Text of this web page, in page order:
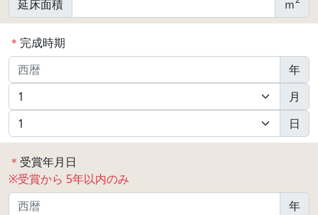
延床面積 ｍ
＊ 完成時期
年
月
日
＊ 受賞年月日
※受賞から 5年以内のみ
年